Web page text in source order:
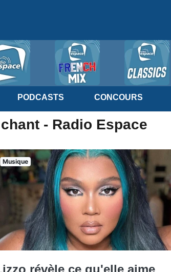
PODCASTS CONCOURS
- Radio Espace
Musique
révèle ce qu'elle aime